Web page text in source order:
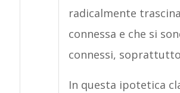
radicalmente
connessa e che si
connessi,
In questa ipotetica